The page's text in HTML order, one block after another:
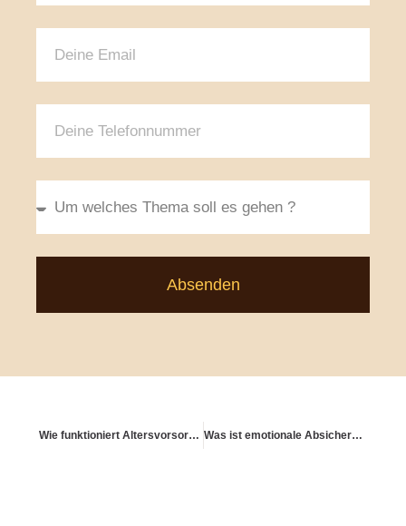
Absenden
Wie funktioniert Altersvorsorge durch Tilgung einer selbst genutzten Immobilie? Was ist emotionale Absicherung in einem komplexen Finanzsystem?